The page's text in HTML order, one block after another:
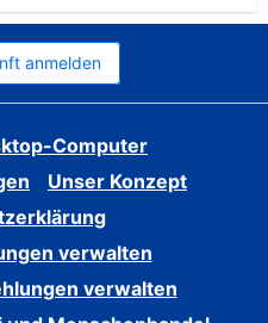
anmelden
Computer
Unser Konzept
verwalten
verwalten